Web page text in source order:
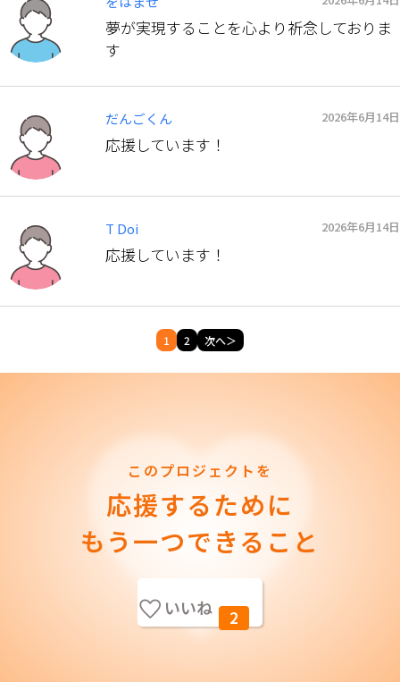
夢が実現することを心より祈念しておりま
す
だんごくん 2026年6月14日
応援しています！
T Doi 2026年6月14日
応援しています！
1 2 次へ＞
このプロジェクトを
応援するために
もう一つできること
いいね 2